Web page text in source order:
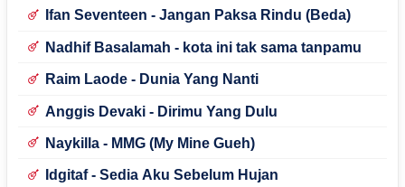
Ifan Seventeen - Jangan Paksa Rindu (Beda)
Nadhif Basalamah - kota ini tak sama tanpamu
Raim Laode - Dunia Yang Nanti
Anggis Devaki - Dirimu Yang Dulu
Naykilla - MMG (My Mine Gueh)
Idgitaf - Sedia Aku Sebelum Hujan